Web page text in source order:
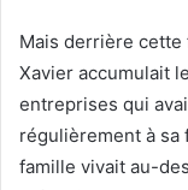
Mais derrière
Xavier accumulait
entreprises qui
régulièrement à sa
famille vivait au-